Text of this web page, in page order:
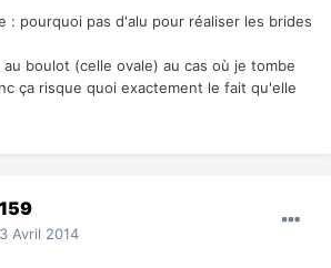
: pourquoi pas d'alu pour réaliser les brides
boulot (celle ovale) au cas où je tombe
ça risque quoi exactement le fait qu'elle
Avril 2014